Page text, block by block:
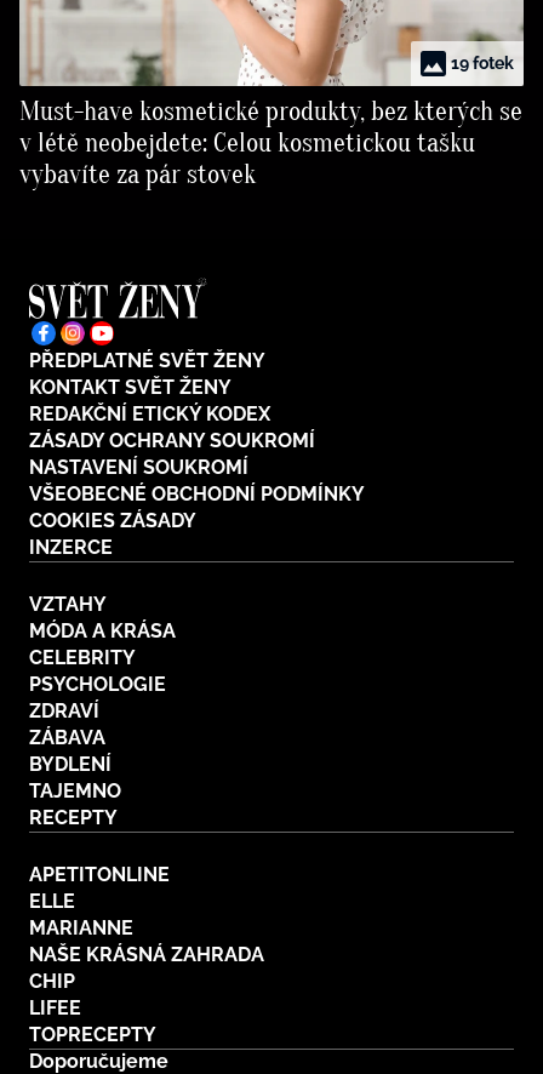
19 fotek
Must-have kosmetické produkty, bez kterých se
v létě neobejdete: Celou kosmetickou tašku
vybavíte za pár stovek
PŘEDPLATNÉ SVĚT ŽENY
KONTAKT SVĚT ŽENY
REDAKČNÍ ETICKÝ KODEX
ZÁSADY OCHRANY SOUKROMÍ
NASTAVENÍ SOUKROMÍ
VŠEOBECNÉ OBCHODNÍ PODMÍNKY
COOKIES ZÁSADY
INZERCE
VZTAHY
MÓDA A KRÁSA
CELEBRITY
PSYCHOLOGIE
ZDRAVÍ
ZÁBAVA
BYDLENÍ
TAJEMNO
RECEPTY
APETITONLINE
ELLE
MARIANNE
NAŠE KRÁSNÁ ZAHRADA
CHIP
LIFEE
TOPRECEPTY
Doporučujeme